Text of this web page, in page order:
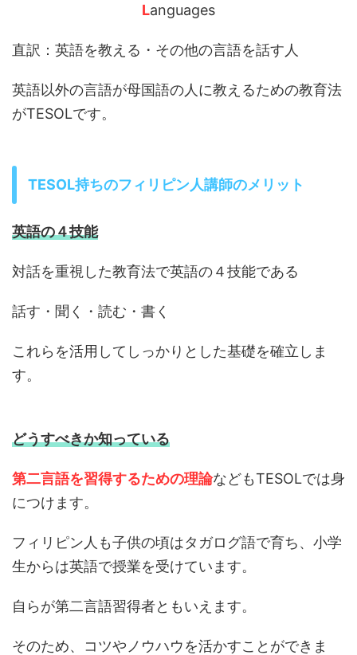
Languages
直訳：英語を教える・その他の言語を話す人
英語以外の言語が母国語の人に教えるための教育法
がTESOLです。
TESOL持ちのフィリピン人講師のメリット
英語の４技能
対話を重視した教育法で英語の４技能である
話す・聞く・読む・書く
これらを活用してしっかりとした基礎を確立しま
す。
どうすべきか知っている
第二言語を習得するための理論などもTESOLでは身
につけます。
フィリピン人も子供の頃はタガログ語で育ち、小学
生からは英語で授業を受けています。
自らが第二言語習得者ともいえます。
そのため、コツやノウハウを活かすことができま